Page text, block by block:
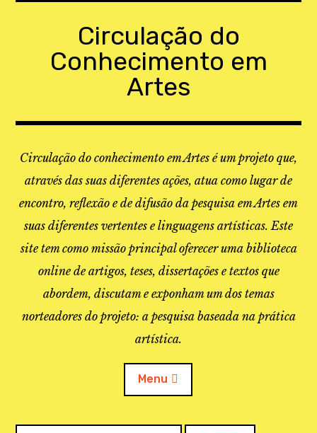
Circulação do
Conhecimento em
Artes
Circulação do conhecimento em Artes é um projeto que,
através das suas diferentes ações, atua como lugar de
encontro, reflexão e de difusão da pesquisa em Artes em
suas diferentes vertentes e linguagens artísticas. Este
site tem como missão principal oferecer uma biblioteca
online de artigos, teses, dissertações e textos que
abordem, discutam e exponham um dos temas
norteadores do projeto: a pesquisa baseada na prática
artística.
Menu